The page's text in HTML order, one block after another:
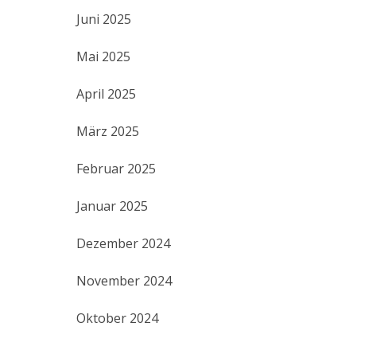
Juni 2025
Mai 2025
April 2025
März 2025
Februar 2025
Januar 2025
Dezember 2024
November 2024
Oktober 2024